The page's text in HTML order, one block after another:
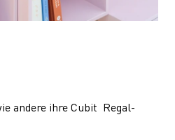
andere ihre Cubit  Regal-